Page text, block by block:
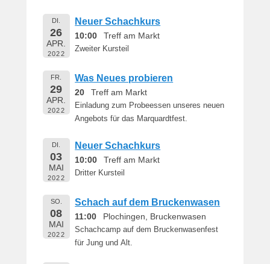
DI.
26
APR.
2022
Neuer Schachkurs
10:00 Treff am Markt
Zweiter Kursteil
FR.
29
APR.
2022
Was Neues probieren
20 Treff am Markt
Einladung zum Probeessen unseres neuen
Angebots für das Marquardtfest.
DI.
03
MAI
2022
Neuer Schachkurs
10:00 Treff am Markt
Dritter Kursteil
SO.
08
MAI
2022
Schach auf dem Bruckenwasen
11:00 Plochingen, Bruckenwasen
Schachcamp auf dem Bruckenwasenfest
für Jung und Alt.